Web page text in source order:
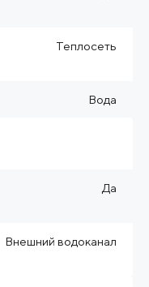
Теплосеть
Вода
Да
Внешний водоканал